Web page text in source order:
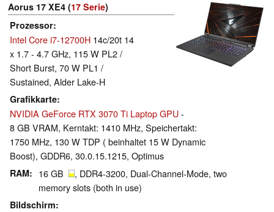
Aorus 17 XE4 (17 Serie)
Prozessor
Intel Core i7-12700H 14c/20t 14
x 1.7 - 4.7 GHz, 115 W PL2 /
Short Burst, 70 W PL1 /
Sustained, Alder Lake-H
Grafikkarte
NVIDIA GeForce RTX 3070 Ti Laptop GPU-
8 GB VRAM, Kerntakt: 1410 MHz, Speichertakt:
1750 MHz, 130 W TDP ( beinhaltet 15 W Dynamic
Boost), GDDR6, 30.0.15.1215, Optimus
RAM 16 GB
, DDR4-3200, Dual-Channel-Mode, two
memory slots (both in use)
Bildschirm